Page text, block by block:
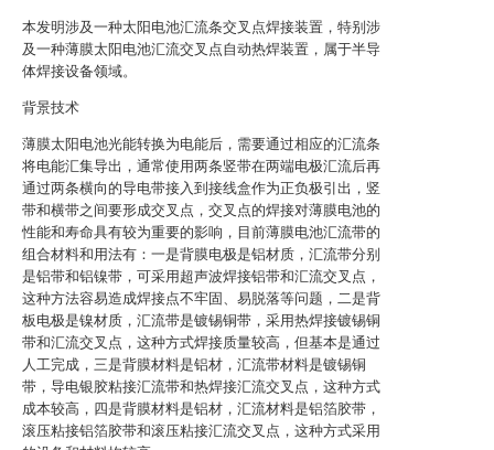
本发明涉及一种太阳电池汇流条交叉点焊接装置，特别涉
及一种薄膜太阳电池汇流交叉点自动热焊装置，属于半导
体焊接设备领域。
背景技术
薄膜太阳电池光能转换为电能后，需要通过相应的汇流条
将电能汇集导出，通常使用两条竖带在两端电极汇流后再
通过两条横向的导电带接入到接线盒作为正负极引出，竖
带和横带之间要形成交叉点，交叉点的焊接对薄膜电池的
性能和寿命具有较为重要的影响，目前薄膜电池汇流带的
组合材料和用法有：一是背膜电极是铝材质，汇流带分别
是铝带和铝镍带，可采用超声波焊接铝带和汇流交叉点，
这种方法容易造成焊接点不牢固、易脱落等问题，二是背
板电极是镍材质，汇流带是镀锡铜带，采用热焊接镀锡铜
带和汇流交叉点，这种方式焊接质量较高，但基本是通过
人工完成，三是背膜材料是铝材，汇流带材料是镀锡铜
带，导电银胶粘接汇流带和热焊接汇流交叉点，这种方式
成本较高，四是背膜材料是铝材，汇流材料是铝箔胶带，
滚压粘接铝箔胶带和滚压粘接汇流交叉点，这种方式采用